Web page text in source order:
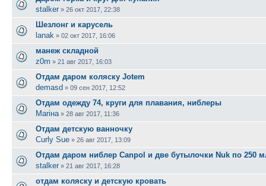
stalker » 26 окт 2017, 22:38
Шезлонг и карусель
lanak » 02 окт 2017, 16:06
манеж складной
z0m » 21 авг 2017, 16:03
Отдам даром коляску Jotem
demasd » 09 сен 2017, 12:52
Отдам одежду 74, круги для плавания, ниблеры
Mariна » 28 авг 2017, 11:36
Отдам детскую ванночку
Curly Sue » 26 авг 2017, 13:09
Отдам даром ниблер Canpol и две бутылочки Nuk по 250
stalker » 21 авг 2017, 16:28
отдам коляску и детскую кровать